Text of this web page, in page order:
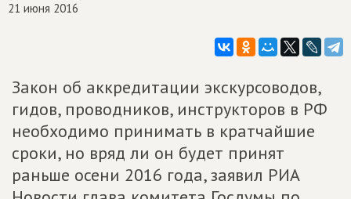
21 июня 2016
Закон об аккредитации экскурсоводов,
гидов, проводников, инструкторов в РФ
необходимо принимать в кратчайшие
сроки, но вряд ли он будет принят
раньше осени 2016 года, заявил РИА